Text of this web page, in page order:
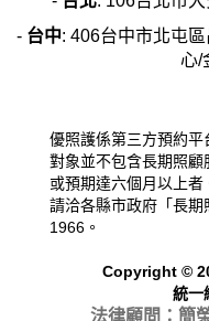
- 台中: 406台中市北屯
心/
優照護係第三方預約
對象並不包含長期照
或預期達六個月以上
請洽各縣市政府「長
1966。
Copyright ©
統一
法律顧問：簡